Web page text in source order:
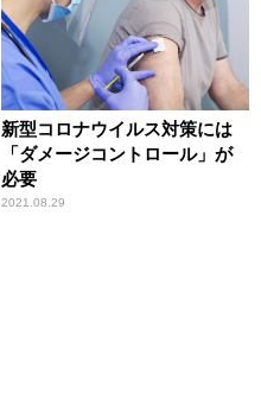
新型コロナウイルス対策には
「ダメージコントロール」が
必要
2021.08.29